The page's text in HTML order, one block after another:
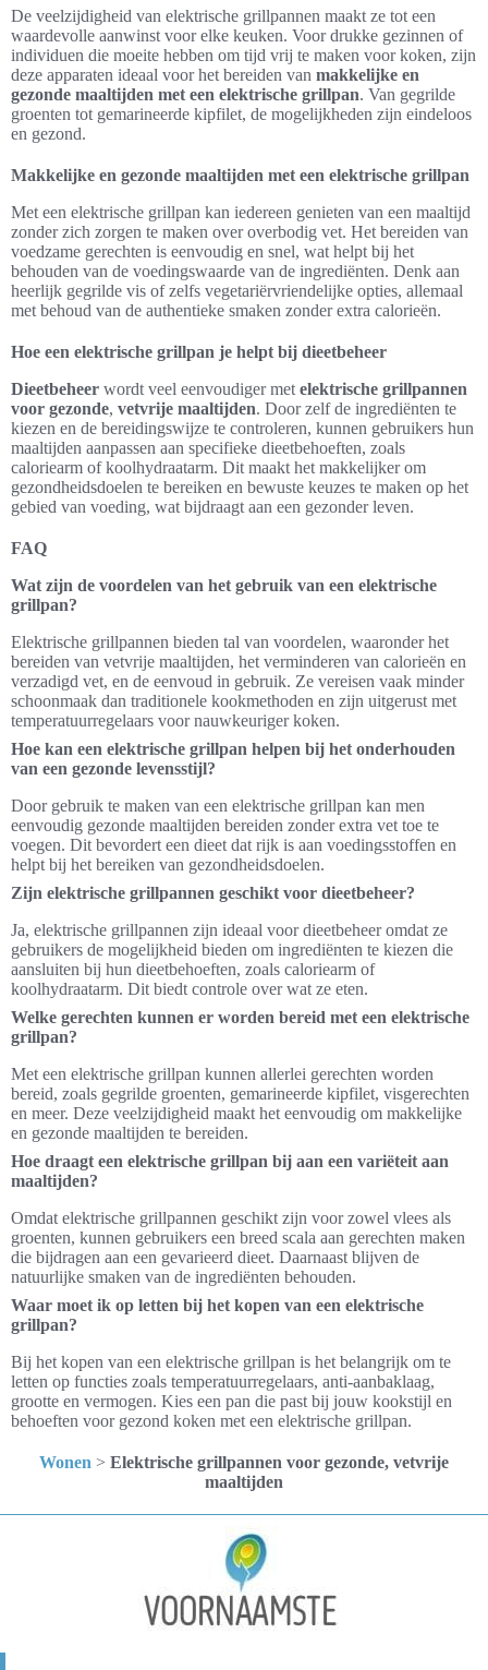
De veelzijdigheid van elektrische grillpannen maakt ze tot een
waardevolle aanwinst voor elke keuken. Voor drukke gezinnen of
individuen die moeite hebben om tijd vrij te maken voor koken, zijn
deze apparaten ideaal voor het bereiden van makkelijke en
gezonde maaltijden met een elektrische grillpan. Van gegrilde
groenten tot gemarineerde kipfilet, de mogelijkheden zijn eindeloos
en gezond.
Makkelijke en gezonde maaltijden met een elektrische grillpan
Met een elektrische grillpan kan iedereen genieten van een maaltijd
zonder zich zorgen te maken over overbodig vet. Het bereiden van
voedzame gerechten is eenvoudig en snel, wat helpt bij het
behouden van de voedingswaarde van de ingrediënten. Denk aan
heerlijk gegrilde vis of zelfs vegetariërvriendelijke opties, allemaal
met behoud van de authentieke smaken zonder extra calorieën.
Hoe een elektrische grillpan je helpt bij dieetbeheer
Dieetbeheer wordt veel eenvoudiger met elektrische grillpannen
voor gezonde, vetvrije maaltijden. Door zelf de ingrediënten te
kiezen en de bereidingswijze te controleren, kunnen gebruikers hun
maaltijden aanpassen aan specifieke dieetbehoeften, zoals
caloriearm of koolhydraatarm. Dit maakt het makkelijker om
gezondheidsdoelen te bereiken en bewuste keuzes te maken op het
gebied van voeding, wat bijdraagt aan een gezonder leven.
FAQ
Wat zijn de voordelen van het gebruik van een elektrische
grillpan?
Elektrische grillpannen bieden tal van voordelen, waaronder het
bereiden van vetvrije maaltijden, het verminderen van calorieën en
verzadigd vet, en de eenvoud in gebruik. Ze vereisen vaak minder
schoonmaak dan traditionele kookmethoden en zijn uitgerust met
temperatuurregelaars voor nauwkeuriger koken.
Hoe kan een elektrische grillpan helpen bij het onderhouden
van een gezonde levensstijl?
Door gebruik te maken van een elektrische grillpan kan men
eenvoudig gezonde maaltijden bereiden zonder extra vet toe te
voegen. Dit bevordert een dieet dat rijk is aan voedingsstoffen en
helpt bij het bereiken van gezondheidsdoelen.
Zijn elektrische grillpannen geschikt voor dieetbeheer?
Ja, elektrische grillpannen zijn ideaal voor dieetbeheer omdat ze
gebruikers de mogelijkheid bieden om ingrediënten te kiezen die
aansluiten bij hun dieetbehoeften, zoals caloriearm of
koolhydraatarm. Dit biedt controle over wat ze eten.
Welke gerechten kunnen er worden bereid met een elektrische
grillpan?
Met een elektrische grillpan kunnen allerlei gerechten worden
bereid, zoals gegrilde groenten, gemarineerde kipfilet, visgerechten
en meer. Deze veelzijdigheid maakt het eenvoudig om makkelijke
en gezonde maaltijden te bereiden.
Hoe draagt een elektrische grillpan bij aan een variëteit aan
maaltijden?
Omdat elektrische grillpannen geschikt zijn voor zowel vlees als
groenten, kunnen gebruikers een breed scala aan gerechten maken
die bijdragen aan een gevarieerd dieet. Daarnaast blijven de
natuurlijke smaken van de ingrediënten behouden.
Waar moet ik op letten bij het kopen van een elektrische
grillpan?
Bij het kopen van een elektrische grillpan is het belangrijk om te
letten op functies zoals temperatuurregelaars, anti-aanbaklaag,
grootte en vermogen. Kies een pan die past bij jouw kookstijl en
behoeften voor gezond koken met een elektrische grillpan.
Wonen > Elektrische grillpannen voor gezonde, vetvrije
maaltijden